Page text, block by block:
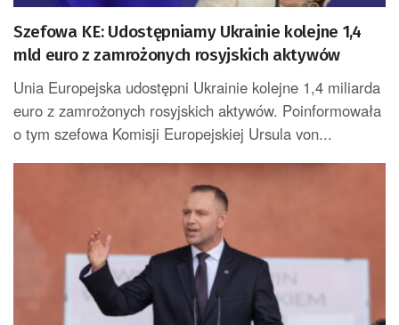
Szefowa KE: Udostępniamy Ukrainie kolejne 1,4
mld euro z zamrożonych rosyjskich aktywów
Unia Europejska udostępni Ukrainie kolejne 1,4 miliarda
euro z zamrożonych rosyjskich aktywów. Poinformowała
o tym szefowa Komisji Europejskiej Ursula von...